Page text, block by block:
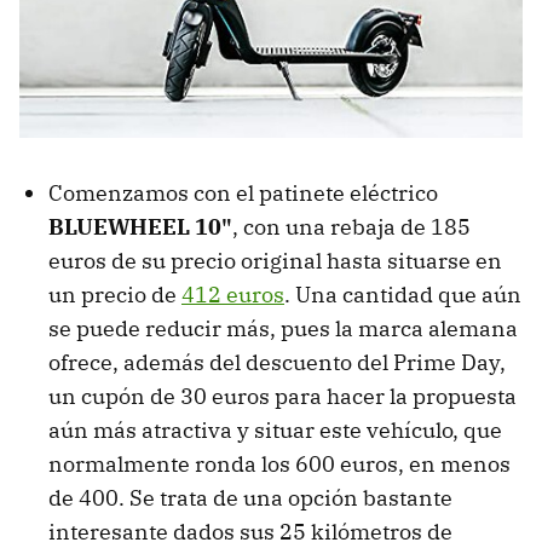
Comenzamos con el patinete eléctrico
BLUEWHEEL 10", con una rebaja de 185
euros de su precio original hasta situarse en
un precio de 412 euros. Una cantidad que aún
se puede reducir más, pues la marca alemana
ofrece, además del descuento del Prime Day,
un cupón de 30 euros para hacer la propuesta
aún más atractiva y situar este vehículo, que
normalmente ronda los 600 euros, en menos
de 400. Se trata de una opción bastante
interesante dados sus 25 kilómetros de